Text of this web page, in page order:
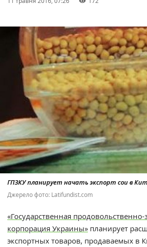
ГПЗКУ планирует начать экспорт сои в
Джерело фото: Latifundist.com
«Государственная продовольственно-
корпорация Украины» планирует
экспортных товаров, продаваемых в